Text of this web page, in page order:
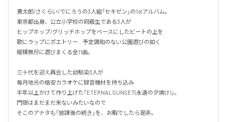
勇太郎/さくらい/でにろうの3人組「セキゼン」の1stアルバム。
東京都出身、公立小学校の同級生である3人が
ヒップホップ/グリッチホップをベースにしたビートの上を
歌にラップにポエトリー…予定調和のない公園遊びの如く
縦横無尽に遊びまくる全11曲。
三十代を迎え再会した幼馴染3人が
毎月地元の格安カラオケに録音機材を持ち込み
半年以上かけて作り上げた「ETERNAL SUNSET(永遠の夕焼け)」。
門限はまだまだ来ないみたいなので
そこのアナタも「放課後の続き」を、お暇でしたら是非。